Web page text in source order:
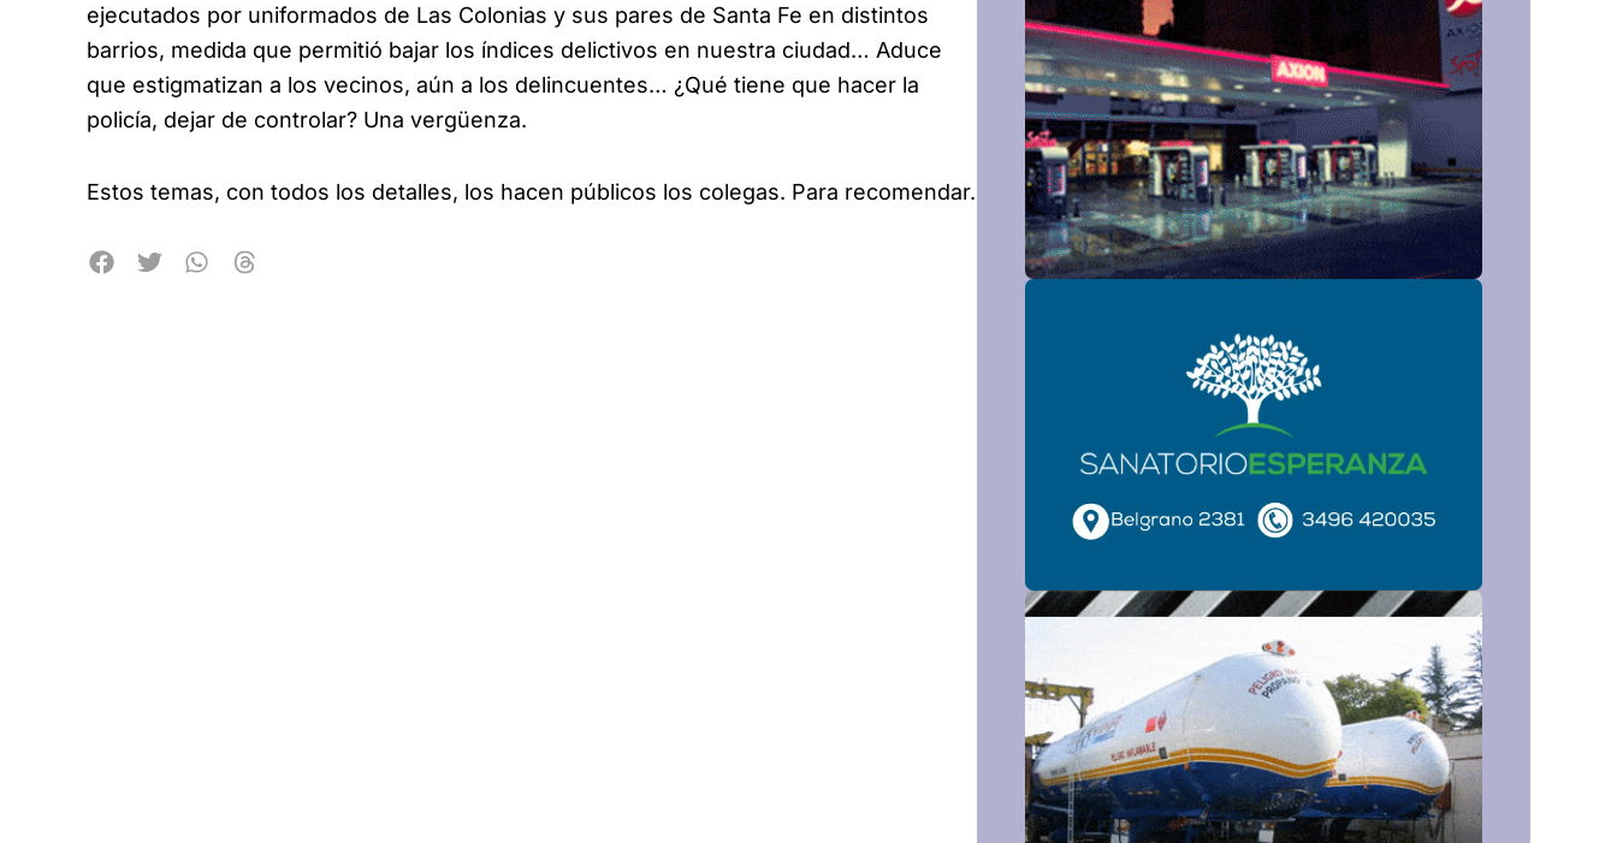
ejecutados por uniformados de Las Colonias y sus pares de Santa Fe en distintos
barrios, medida que permitió bajar los índices delictivos en nuestra ciudad… Aduce
que estigmatizan a los vecinos, aún a los delincuentes… ¿Qué tiene que hacer la
policía, dejar de controlar? Una vergüenza.
Estos temas, con todos los detalles, los hacen públicos los colegas. Para recomendar.